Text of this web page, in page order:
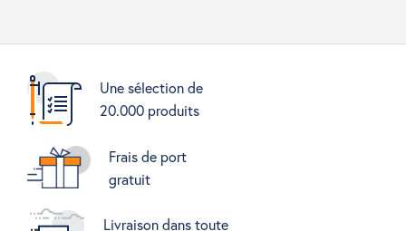
Une sélection de
20.000 produits
Frais de port
gratuit
Livraison dans toute